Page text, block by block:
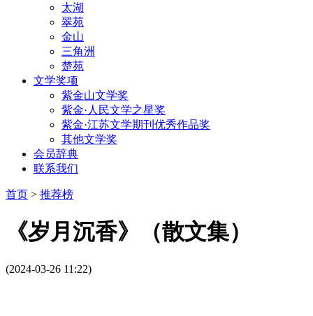
太湖
翠苑
金山
三角洲
楚苑
文学奖项
紫金山文学奖
紫金·人民文学之星奖
紫金·江苏文学期刊优秀作品奖
其他文学奖
会员辞典
联系我们
首页 > 推荐榜
《岁月沉香》（散文集）
(2024-03-26 11:22)